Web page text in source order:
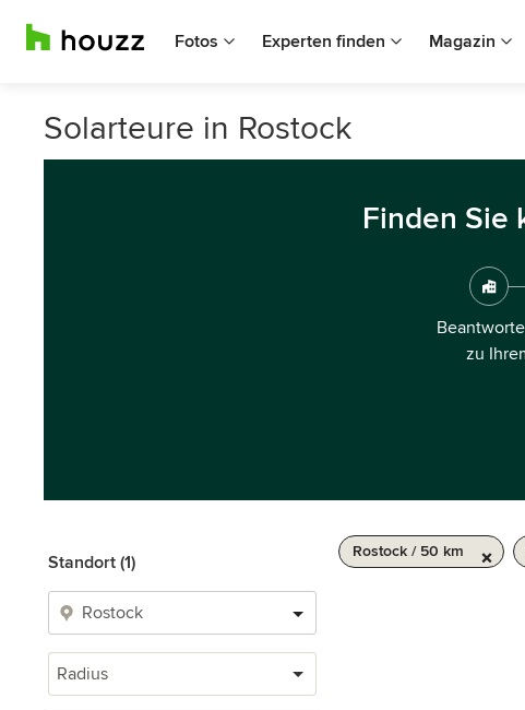
Fotos Experten finden Magazin
Solarteure in Rostock
Finden Sie
zu
Standort (1)
Radius
Rostock / 50 km